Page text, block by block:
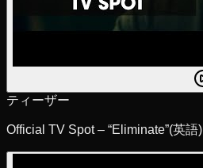
ティーザー
Official TV Spot – “Eliminate”(英語)